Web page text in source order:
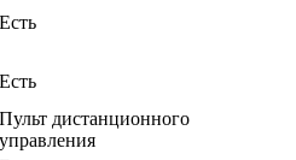
Есть
Есть
Пульт дистанционного
управления